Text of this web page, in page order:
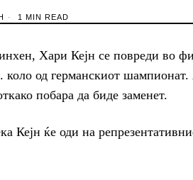
1 MIN READ
Хари Кејн се повреди во
од германскиот
побара да биде заменет.
Кејн ќе оди на